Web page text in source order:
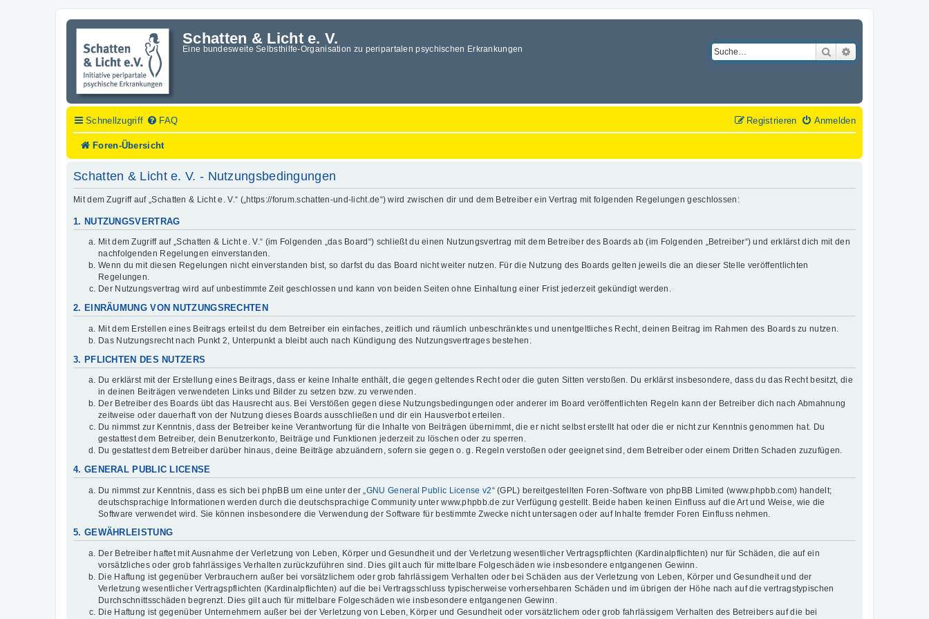
Schatten & Licht e. V.
Eine bundesweite Selbsthilfe-Organisation zu peripartalen psychischen Erkrankungen Suche
Schnellzugriff FAQ Anmelden
Registrieren
Foren-Übersicht
Schatten & Licht e. V. - Nutzungsbedingungen
Mit dem Zugriff auf „Schatten & Licht e. V.“ („https://forum.schatten-und-licht.de“) wird zwischen dir und dem Betreiber ein Vertrag mit folgenden Regelungen geschlossen:
1. NUTZUNGSVERTRAG
Mit dem Zugriff auf „Schatten & Licht e. V.“ (im Folgenden „das Board“) schließt du einen Nutzungsvertrag mit dem Betreiber des Boards ab (im Folgenden „Betreiber“) und erklärst dich mit den
nachfolgenden Regelungen einverstanden.
Wenn du mit diesen Regelungen nicht einverstanden bist, so darfst du das Board nicht weiter nutzen. Für die Nutzung des Boards gelten jeweils die an dieser Stelle veröffentlichten
Regelungen.
Der Nutzungsvertrag wird auf unbestimmte Zeit geschlossen und kann von beiden Seiten ohne Einhaltung einer Frist jederzeit gekündigt werden.
2. EINRÄUMUNG VON NUTZUNGSRECHTEN
Mit dem Erstellen eines Beitrags erteilst du dem Betreiber ein einfaches, zeitlich und räumlich unbeschränktes und unentgeltliches Recht, deinen Beitrag im Rahmen des Boards zu nutzen.
Das Nutzungsrecht nach Punkt 2, Unterpunkt a bleibt auch nach Kündigung des Nutzungsvertrages bestehen.
3. PFLICHTEN DES NUTZERS
Du erklärst mit der Erstellung eines Beitrags, dass er keine Inhalte enthält, die gegen geltendes Recht oder die guten Sitten verstoßen. Du erklärst insbesondere, dass du das Recht besitzt, die
in deinen Beiträgen verwendeten Links und Bilder zu setzen bzw. zu verwenden.
Der Betreiber des Boards übt das Hausrecht aus. Bei Verstößen gegen diese Nutzungsbedingungen oder anderer im Board veröffentlichten Regeln kann der Betreiber dich nach Abmahnung
zeitweise oder dauerhaft von der Nutzung dieses Boards ausschließen und dir ein Hausverbot erteilen.
Du nimmst zur Kenntnis, dass der Betreiber keine Verantwortung für die Inhalte von Beiträgen übernimmt, die er nicht selbst erstellt hat oder die er nicht zur Kenntnis genommen hat. Du
gestattest dem Betreiber, dein Benutzerkonto, Beiträge und Funktionen jederzeit zu löschen oder zu sperren.
Du gestattest dem Betreiber darüber hinaus, deine Beiträge abzuändern, sofern sie gegen o. g. Regeln verstoßen oder geeignet sind, dem Betreiber oder einem Dritten Schaden zuzufügen.
4. GENERAL PUBLIC LICENSE
Du nimmst zur Kenntnis, dass es sich bei phpBB um eine unter der „ GNU General Public License v2“ (GPL) bereitgestellten Foren-Software von phpBB Limited (www.phpbb.com) handelt;
deutschsprachige Informationen werden durch die deutschsprachige Community unter www.phpbb.de zur Verfügung gestellt. Beide haben keinen Einfluss auf die Art und Weise, wie die
Software verwendet wird. Sie können insbesondere die Verwendung der Software für bestimmte Zwecke nicht untersagen oder auf Inhalte fremder Foren Einfluss nehmen.
5. GEWÄHRLEISTUNG
Der Betreiber haftet mit Ausnahme der Verletzung von Leben, Körper und Gesundheit und der Verletzung wesentlicher Vertragspflichten (Kardinalpflichten) nur für Schäden, die auf ein
vorsätzliches oder grob fahrlässiges Verhalten zurückzuführen sind. Dies gilt auch für mittelbare Folgeschäden wie insbesondere entgangenen Gewinn.
Die Haftung ist gegenüber Verbrauchern außer bei vorsätzlichem oder grob fahrlässigem Verhalten oder bei Schäden aus der Verletzung von Leben, Körper und Gesundheit und der
Verletzung wesentlicher Vertragspflichten (Kardinalpflichten) auf die bei Vertragsschluss typischerweise vorhersehbaren Schäden und im übrigen der Höhe nach auf die vertragstypischen
Durchschnittsschäden begrenzt. Dies gilt auch für mittelbare Folgeschäden wie insbesondere entgangenen Gewinn.
Die Haftung ist gegenüber Unternehmern außer bei der Verletzung von Leben, Körper und Gesundheit oder vorsätzlichem oder grob fahrlässigem Verhalten des Betreibers auf die bei